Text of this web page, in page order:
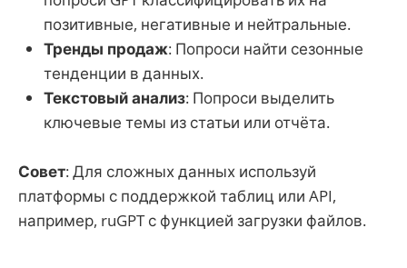
позитивные, негативные и нейтральные.
Тренды продаж: Попроси найти сезонные
тенденции в данных.
Текстовый анализ: Попроси выделить
ключевые темы из статьи или отчёта.
Совет: Для сложных данных используй
платформы с поддержкой таблиц или API,
например, ruGPT с функцией загрузки файлов.